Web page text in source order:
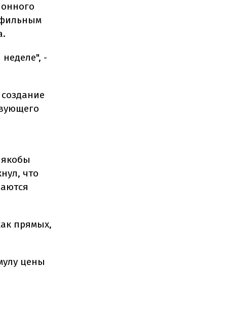
-
что
прямых,
цены